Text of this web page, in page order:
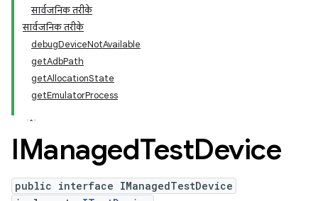
सार्वजनिक तरीके
सार्वजनिक तरीके
debugDeviceNotAvailable
getAdbPath
getAllocationState
getEmulatorProcess
IManagedTestDevice
public interface IManagedTestDevice